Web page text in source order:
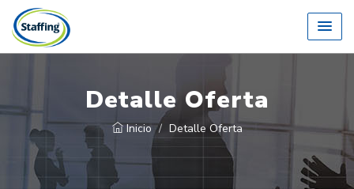
Detalle Oferta
Inicio Detalle Oferta